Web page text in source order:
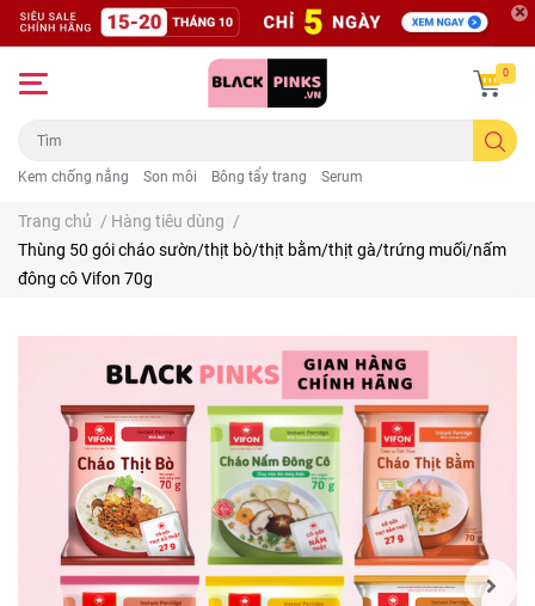
Kem chống nắng Son môi Bông tẩy trang Serum
0
Trang chủ / Hàng tiêu dùng /
Thùng 50 gói cháo sườn/thịt bò/thịt bằm/thịt gà/trứng muối/nấm
đông cô Vifon 70g